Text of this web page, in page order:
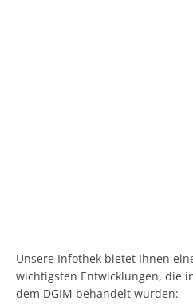
Unsere Infothek bietet Ihnen
wichtigsten Entwicklungen, die
dem DGIM behandelt wurden: